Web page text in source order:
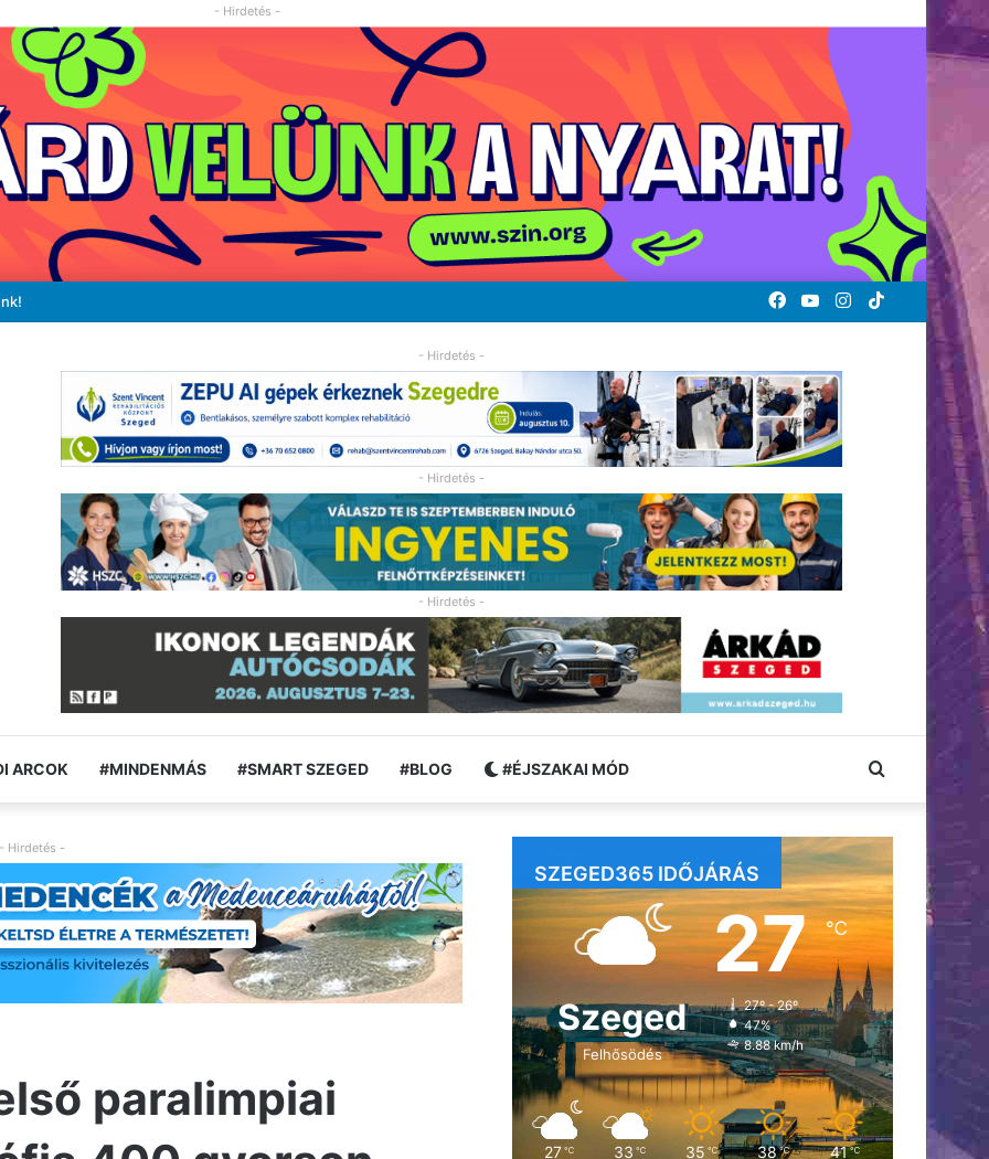
- Hirdetés -
TikTok
Instagram
YouTube
Facebook
- Hirdetés -
- Hirdetés -
- Hirdetés -
ARCOK #MINDENMÁS #SMART SZEGED #BLOG #ÉJSZAKAI MÓD Keresés:
- Hirdetés -
paralimpiai
SZEGED365 IDŐJÁRÁS
Szeged
Felhősödés
27℃
27º - 26º
47%
8.88 km/h
27 ℃ 33 ℃ 35 ℃ 38 ℃ 41 ℃